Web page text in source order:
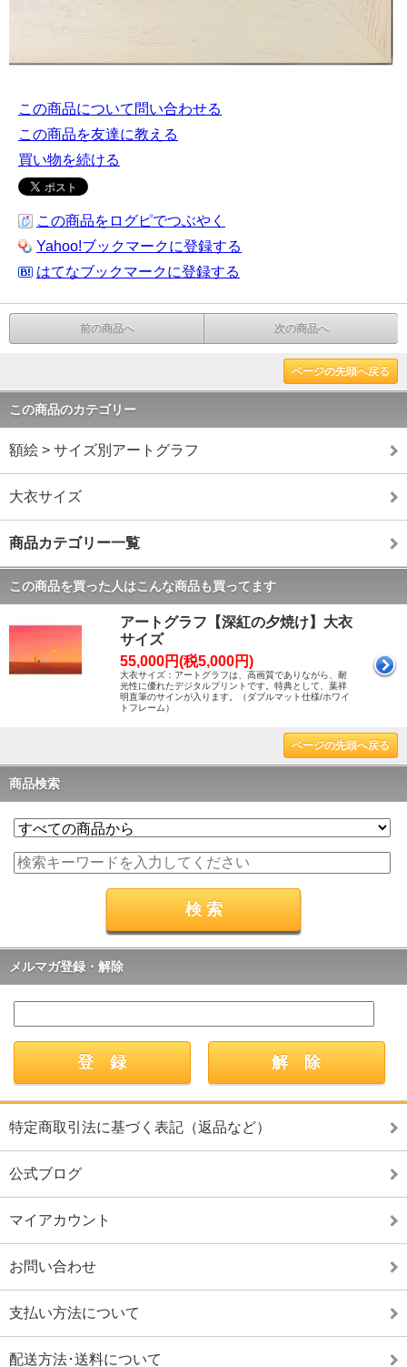
この商品について問い合わせる
この商品を友達に教える
買い物を続ける
この商品をログピでつぶやく
Yahoo!ブックマークに登録する
はてなブックマークに登録する
前の商品へ 次の商品へ
ページの先頭へ戻る
この商品のカテゴリー
額絵 > サイズ別アートグラフ
大衣サイズ
商品カテゴリー一覧
この商品を買った人はこんな商品も買ってます
アートグラフ【深紅の夕焼け】大衣
サイズ
55,000円(税5,000円)
大衣サイズ：アートグラフは、高画質でありながら、耐
光性に優れたデジタルプリントです。特典として、葉祥
明直筆のサインが入ります。（ダブルマット仕様/ホワイ
トフレーム）
ページの先頭へ戻る
商品検索
メルマガ登録・解除
特定商取引法に基づく表記（返品など）
公式ブログ
マイアカウント
お問い合わせ
支払い方法について
配送方法･送料について